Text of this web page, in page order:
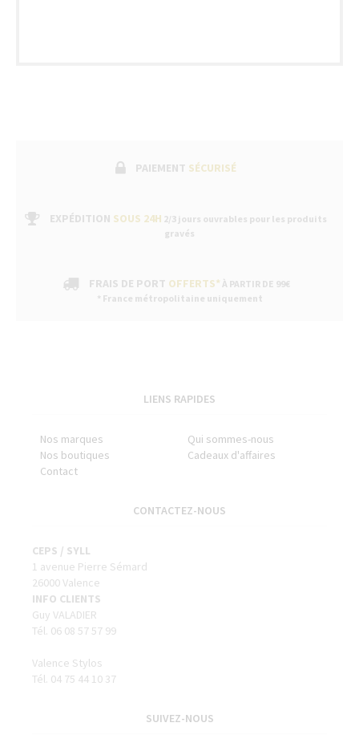
PAIEMENT SÉCURISÉ
EXPÉDITION SOUS 24H 2/3 jours ouvrables pour les produits
gravés
FRAIS DE PORT OFFERTS* À PARTIR DE 99€
* France métropolitaine uniquement
LIENS RAPIDES
Nos marques
Qui sommes-nous
Nos boutiques
Cadeaux d'affaires
Contact
CONTACTEZ-NOUS
CEPS / SYLL
1 avenue Pierre Sémard
26000 Valence
INFO CLIENTS
Guy VALADIER
Tél. 06 08 57 57 99
Valence Stylos
Tél. 04 75 44 10 37
SUIVEZ-NOUS